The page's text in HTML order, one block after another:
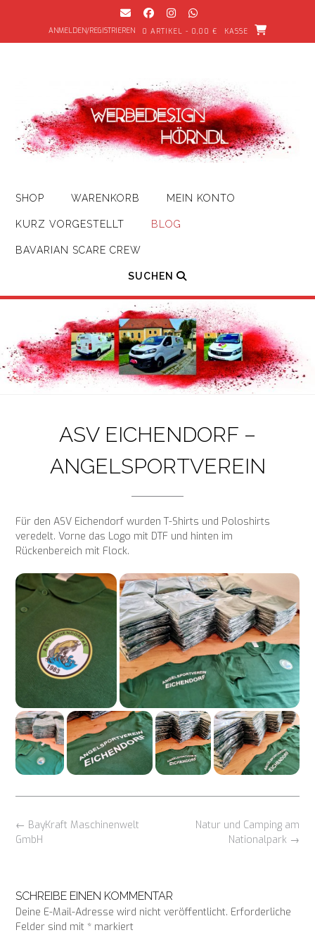
ANMELDEN/REGISTRIEREN 0 ARTIKEL - 0,00 € KASSE
SHOP WARENKORB MEIN KONTO
KURZ VORGESTELLT BLOG
BAVARIAN SCARE CREW
SUCHEN
ASV EICHENDORF –
ANGELSPORTVEREIN
Für den ASV Eichendorf wurden T-Shirts und Poloshirts
veredelt. Vorne das Logo mit DTF und hinten im
Rückenbereich mit Flock.
Beitragsnavigation
Natur und Camping am
Nationalpark →
← BayKraft Maschinenwelt
GmbH
SCHREIBE EINEN KOMMENTAR
Deine E-Mail-Adresse wird nicht veröffentlicht. Erforderliche
Felder sind mit * markiert